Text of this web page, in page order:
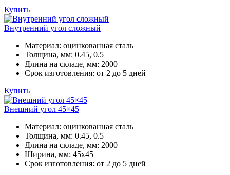
Купить
Внутренний угол сложный
Материал: оцинкованная сталь
Толщина, мм: 0.45, 0.5
Длина на складе, мм: 2000
Срок изготовления: от 2 до 5 дней
Купить
Внешний угол 45×45
Материал: оцинкованная сталь
Толщина, мм: 0.45, 0.5
Длина на складе, мм: 2000
Ширина, мм: 45х45
Срок изготовления: от 2 до 5 дней